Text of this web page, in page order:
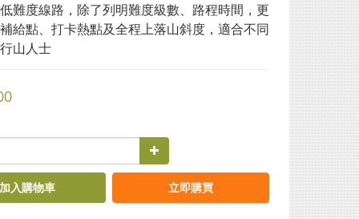
難度線路，除了列明難度級數、路程時間，更
給點、打卡熱點及全程上落山斜度，適合不同
山人士
加入購物車 立即購買